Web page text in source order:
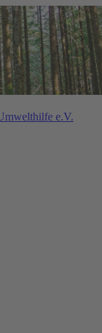
e.V.